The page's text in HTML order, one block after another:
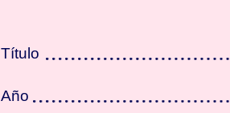
Título
Año